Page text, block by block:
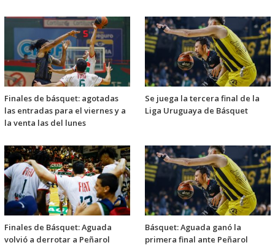
Finales de básquet: agotadas
las entradas para el viernes y a
la venta las del lunes
Se juega la tercera final de la
Liga Uruguaya de Básquet
Finales de Básquet: Aguada
volvió a derrotar a Peñarol
Básquet: Aguada ganó la
primera final ante Peñarol